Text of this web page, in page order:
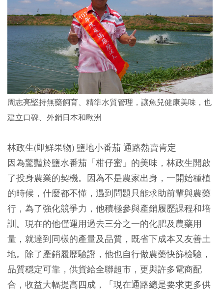
周志亮堅持無藥飼育、精準水質管理，讓魚兒健康美味，也
建立口碑、外銷日本和歐洲
林政生(即鮮果物) 鹽地小番茄 通路熱賣肯定
因為驚豔於鹽水番茄「柑仔蜜」的美味，林政生開啟
了投身農業的契機。因為不是農家出身，一開始種植
的時候，什麼都不懂，遇到問題只能求助前輩與農藥
行，為了強化競爭力，他積極參與產銷履歷課程和培
訓。現在的他僅運用過去三分之一的化肥及農藥用
量，就達到同樣的產量及品質，既省下成本又友善土
地。除了產銷履歷驗證，他也自行做農藥快篩檢驗，
品質穩定可靠，供貨給全聯超市，更與許多電商配
合，收益大幅提高四成，「現在通路總是要求更多供